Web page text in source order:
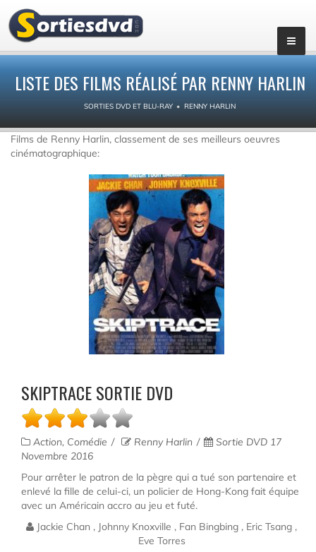
LISTE DES FILMS RÉALISÉ PAR RENNY HARLIN
SORTIES DVD ET BLU-RAY RENNY HARLIN
Films de Renny Harlin, classement de ses meilleurs oeuvres
cinématographique:
SKIPTRACE SORTIE DVD
Action, Comédie Renny Harlin
Sortie DVD 17
Novembre 2016
Pour arrêter le patron de la pègre qui a tué son partenaire et
enlevé la fille de celui-ci, un policier de Hong-Kong fait équipe
avec un Américain accro au jeu et futé.
Jackie Chan , Johnny Knoxville , Fan Bingbing , Eric Tsang ,
Eve Torres